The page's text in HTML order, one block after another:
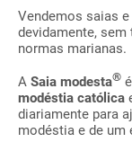
Vendemos saias
devidamente,
normas marianas.
A Saia modesta®
modéstia católica
diariamente para
modéstia e de um